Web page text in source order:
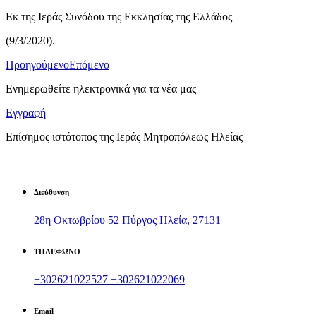
Εκ της Ιεράς Συνόδου της Εκκλησίας της Ελλάδος
(9/3/2020).
ΠροηγούμενοΕπόμενο
Ενημερωθείτε ηλεκτρονικά για τα νέα μας
Εγγραφή
Επίσημος ιστότοπος της Ιεράς Μητροπόλεως Ηλείας
Διεύθυνση
28η Οκτωβρίου 52 Πύργος Ηλεία, 27131
ΤΗΛΕΦΩΝΟ
+302621022527 +302621022069
Email